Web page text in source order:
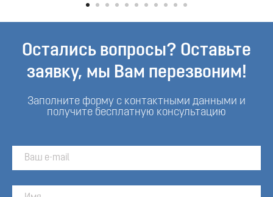
Остались вопросы? Оставьте
заявку, мы Вам перезвоним!
Заполните форму с контактными данными и
получите бесплатную консультацию